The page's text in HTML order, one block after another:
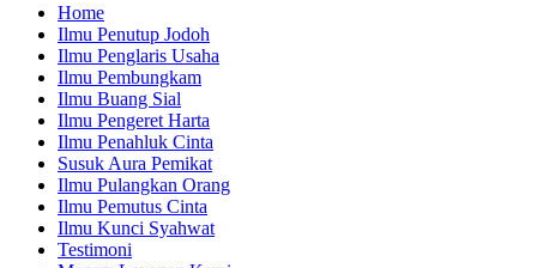
Home
Ilmu Penutup Jodoh
Ilmu Penglaris Usaha
Ilmu Pembungkam
Ilmu Buang Sial
Ilmu Pengeret Harta
Ilmu Penahluk Cinta
Susuk Aura Pemikat
Ilmu Pulangkan Orang
Ilmu Pemutus Cinta
Ilmu Kunci Syahwat
Testimoni